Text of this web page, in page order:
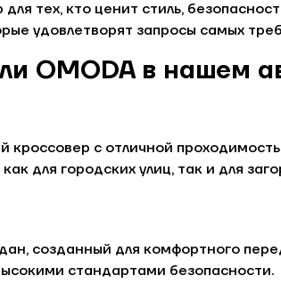
тех, кто ценит стиль,
удовлетворят запросы самых
OMODA в нашем
кроссовер с отличной
для городских улиц, так и для
созданный для комфортного
стандартами безопасности.